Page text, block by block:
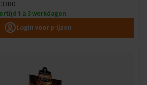
1 a 3 werkdagen
Login voor prijzen